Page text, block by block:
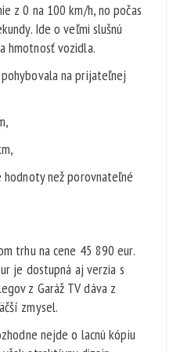
z 0 na 100 km/h, no počas
Ide o veľmi slušnú
hmotnosť vozidla.
na prijateľnej
hodnoty než porovnateľné
trhu na cene 45 890 eur.
je dostupná aj verzia s
z Garáž TV dáva z
zmysel.
nejde o lacnú kópiu